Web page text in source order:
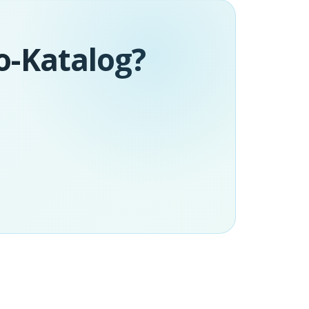
Katalog?